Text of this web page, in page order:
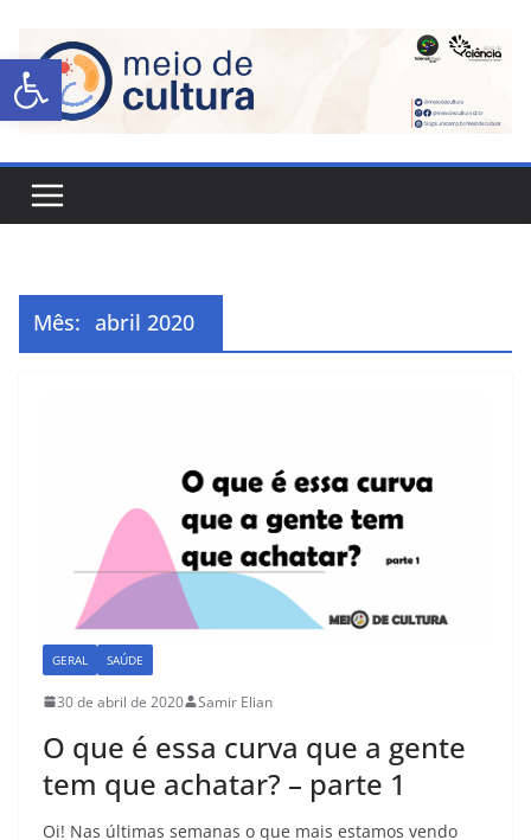
Abrir a barra de ferramentas
Mês: abril 2020
GERAL SAÚDE
30 de abril de 2020 Samir Elian
O que é essa curva que a gente
tem que achatar? – parte 1
Oi! Nas últimas semanas o que mais estamos vendo